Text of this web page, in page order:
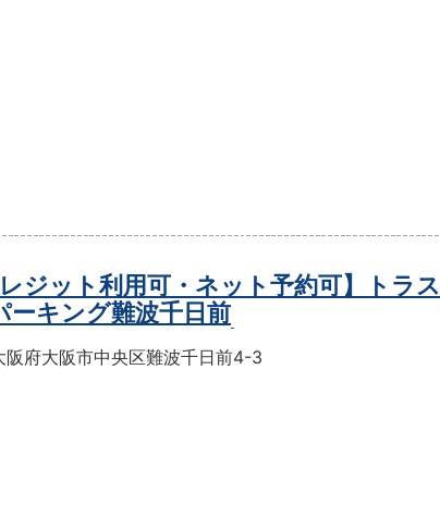
ジット利用可・ネット予約可】トラ
ーキング難波千日前
阪府大阪市中央区難波千日前4-3